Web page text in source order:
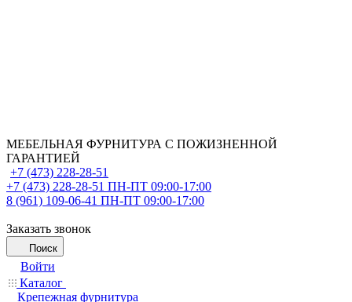
МЕБЕЛЬНАЯ ФУРНИТУРА С ПОЖИЗНЕННОЙ
ГАРАНТИЕЙ
+7 (473) 228-28-51
+7 (473) 228-28-51 ПН-ПТ 09:00-17:00
8 (961) 109-06-41 ПН-ПТ 09:00-17:00
Заказать звонок
Поиск
Войти
Каталог
Крепежная фурнитура